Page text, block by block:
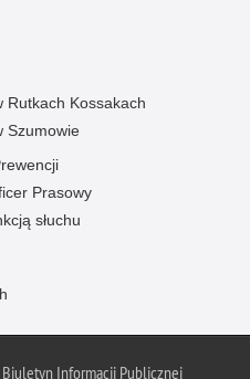
Rutkach Kossakach
Szumowie
Prasowy
słuchu
Biuletyn Informacji Publicznej